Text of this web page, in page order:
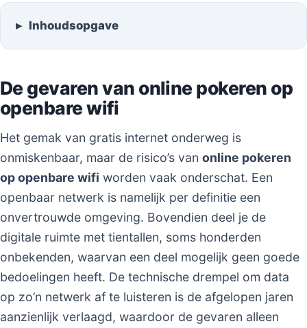
Inhoudsopgave
De gevaren van online pokeren op
openbare wifi
Het gemak van gratis internet onderweg is
onmiskenbaar, maar de risico’s van online pokeren
op openbare wifi worden vaak onderschat. Een
openbaar netwerk is namelijk per definitie een
onvertrouwde omgeving. Bovendien deel je de
digitale ruimte met tientallen, soms honderden
onbekenden, waarvan een deel mogelijk geen goede
bedoelingen heeft. De technische drempel om data
op zo’n netwerk af te luisteren is de afgelopen jaren
aanzienlijk verlaagd, waardoor de gevaren alleen